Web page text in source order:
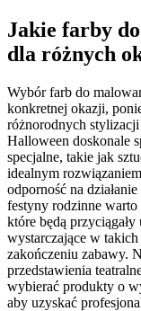
Jakie farby
dla różnych
Wybór farb do
konkretnej okazji,
różnorodnych
Halloween doskonale
specjalne, takie jak
idealnym
odporność na
festyny rodzinne
które będą
wystarczające w
zakończeniu zabawy.
przedstawienia
wybierać produkty o
aby uzyskać